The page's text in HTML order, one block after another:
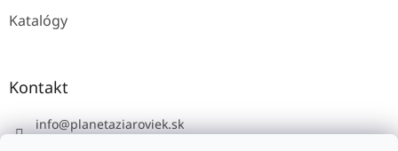
Katalógy
Kontakt
info@planetaziaroviek.sk